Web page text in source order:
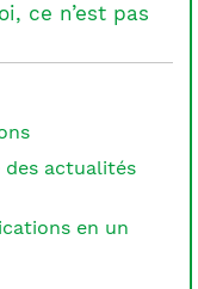
ce n’est pas
des actualités
en un